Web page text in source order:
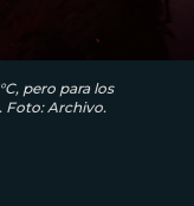
pero para los
Foto: Archivo.